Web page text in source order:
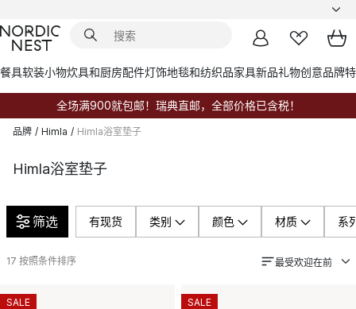
餐具软装小物炊具和厨房配件灯饰地毯和纺织品家具新品礼物创意品牌
全场满900就包邮！瑞典直邮，全部价格已含税！
品牌 / Himla / Himla浴室垫子
Himla浴室垫子
筛选 有现货 类别 颜色 材质 系
17 按照条件排序 最受欢迎在前
SALE SALE